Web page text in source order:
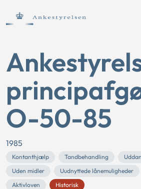
O-50-85
1985
Kontanthjælp Tandbehandling
Uden midler
Uudnyttede lånemuligheder
Aktivloven
Historisk